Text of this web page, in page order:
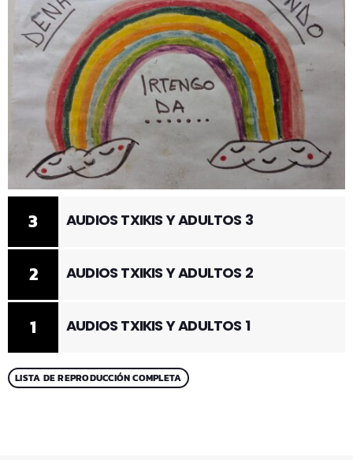
1 AUDIOS TXIKIS Y ADULTOS 1
2 AUDIOS TXIKIS Y ADULTOS 2
3 AUDIOS TXIKIS Y ADULTOS 3
LISTA DE REPRODUCCIÓN COMPLETA